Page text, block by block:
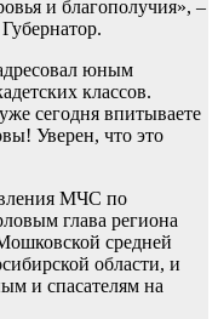
и благополучия», –
юным
классов.
сегодня впитываете
Уверен, что это
МЧС по
глава региона
средней
области, и
и спасателям на